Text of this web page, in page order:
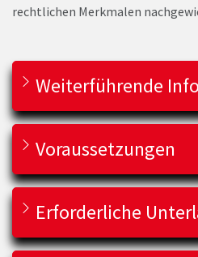
rechtlichen Merkmalen
Weiterführende
Voraussetzungen
Erforderliche